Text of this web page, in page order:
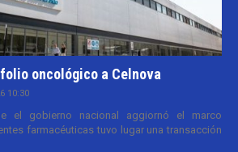
oncológico a Celnova
10:30
el gobierno nacional aggiornó el marco
farmacéuticas tuvo lugar una transacción